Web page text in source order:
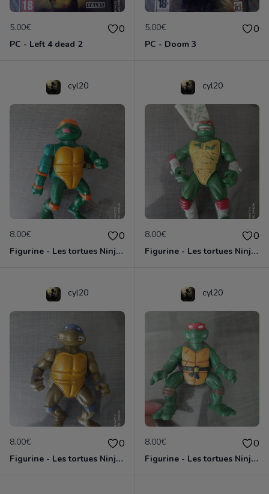
5.00€ 0
PC - Left 4 dead 2
5.00€ 0
PC - Doom 3
cyl20
8.00€ 0
Figurine - Les tortues Ninja - Michaelangelo
cyl20
8.00€ 0
Figurine - Les tortues Ninja - Raphael
cyl20
8.00€ 0
Figurine - Les tortues Ninja - Donatello
cyl20
8.00€ 0
Figurine - Les tortues Ninja - Raphael